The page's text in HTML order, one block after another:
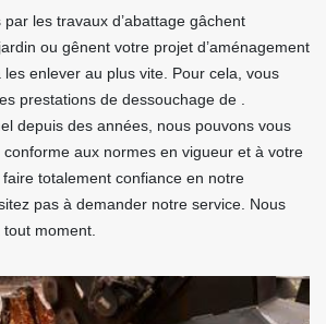
les travaux d’abattage gâchent
ou gênent votre projet d’aménagement
enlever au plus vite. Pour cela, vous
prestations de dessouchage de .
depuis des années, nous pouvons vous
aux normes en vigueur et à votre
totalement confiance en notre
pas à demander notre service. Nous
moment.